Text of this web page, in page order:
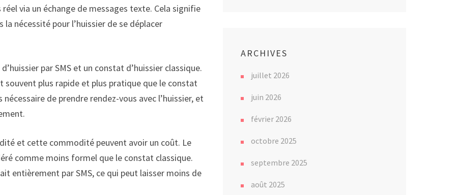
via un échange de messages texte. Cela signifie
nécessité pour l’huissier de se déplacer
par SMS et un constat d’huissier classique.
souvent plus rapide et plus pratique que le constat
nécessaire de prendre rendez-vous avec l’huissier, et
et cette commodité peuvent avoir un coût. Le
comme moins formel que le constat classique.
entièrement par SMS, ce qui peut laisser moins de
ARCHIVES
juillet 2026
juin 2026
février 2026
octobre 2025
septembre 2025
août 2025